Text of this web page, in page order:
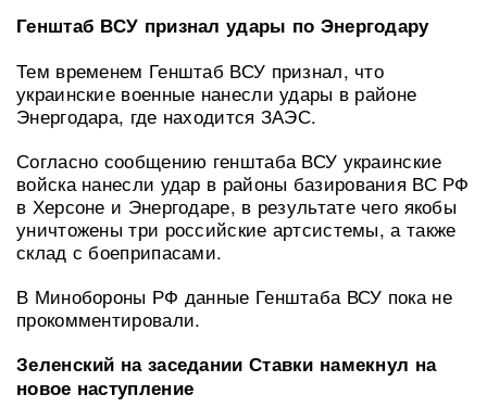
Генштаб ВСУ признал удары по Энергодару
Тем временем Генштаб ВСУ признал, что
украинские военные нанесли удары в районе
Энергодара, где находится ЗАЭС.
Согласно сообщению генштаба ВСУ украинские
войска нанесли удар в районы базирования ВС РФ
в Херсоне и Энергодаре, в результате чего якобы
уничтожены три российские артсистемы, а также
склад с боеприпасами.
В Минобороны РФ данные Генштаба ВСУ пока не
прокомментировали.
Зеленский на заседании Ставки намекнул на
новое наступление